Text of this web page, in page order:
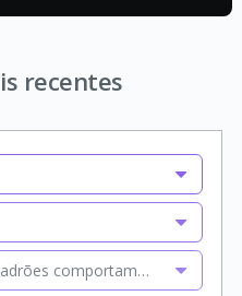
recentes
comportamentais